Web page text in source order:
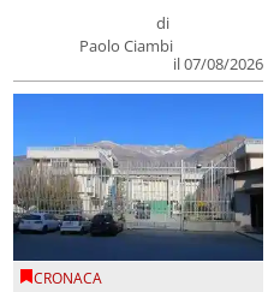
di
Paolo Ciambi
il 07/08/2026
CRONACA